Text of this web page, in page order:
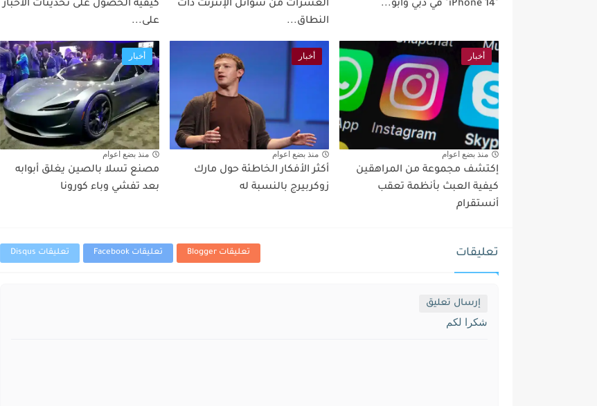
"iPhone 14" في دبي وأبو...
العشرات من سواتل الإنترنت ذات
النطاق...
كيفية الحصول على تحديثات الأخبار
على...
أخبار
منذ بضع اعوام
إكتشف مجموعة من المراهقين
كيفية العبث بأنظمة تعقب
أنستقرام
أخبار
منذ بضع اعوام
أكثر الأفكار الخاطئة حول مارك
زوكربيرج بالنسبة له
أخبار
منذ بضع اعوام
مصنع تسلا بالصين يغلق أبوابه
بعد تفشي وباء كورونا
تعليقات تعليقات Blogger تعليقات Facebook تعليقات Disqus
إرسال تعليق
شكرا لكم